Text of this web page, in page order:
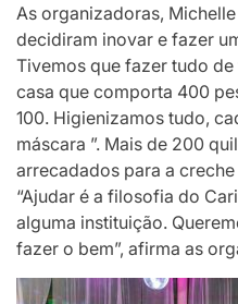
As organizadoras,
decidiram inovar e fazer
Tivemos que fazer tudo
casa que comporta 400
100. Higienizamos tudo,
máscara ”. Mais de 200
arrecadados para a
“Ajudar é a filosofia do
alguma instituição.
fazer o bem”, afirma as